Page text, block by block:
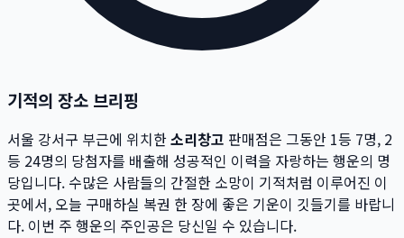
기적의 장소 브리핑
서울 강서구 부근에 위치한소리창고 판매점은 그동안 1등 7명, 2
등 24명의 당첨자를 배출해 성공적인 이력을 자랑하는 행운의 명
당입니다. 수많은 사람들의 간절한 소망이 기적처럼 이루어진 이
곳에서, 오늘 구매하실 복권 한 장에 좋은 기운이 깃들기를 바랍니
다. 이번 주 행운의 주인공은 당신일 수 있습니다.